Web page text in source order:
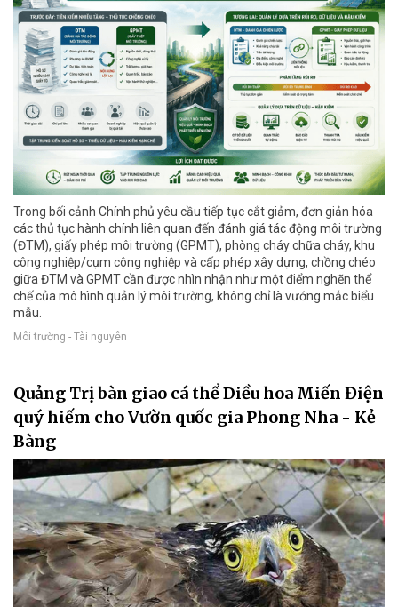
Trong bối cảnh Chính phủ yêu cầu tiếp tục cắt giảm, đơn giản hóa
các thủ tục hành chính liên quan đến đánh giá tác động môi trường
(ĐTM), giấy phép môi trường (GPMT), phòng cháy chữa cháy, khu
công nghiệp/cụm công nghiệp và cấp phép xây dựng, chồng chéo
giữa ĐTM và GPMT cần được nhìn nhận như một điểm nghẽn thể
chế của mô hình quản lý môi trường, không chỉ là vướng mắc biểu
mẫu.
Môi trường - Tài nguyên
Quảng Trị bàn giao cá thể Diều hoa Miến Điện
quý hiếm cho Vườn quốc gia Phong Nha - Kẻ
Bàng